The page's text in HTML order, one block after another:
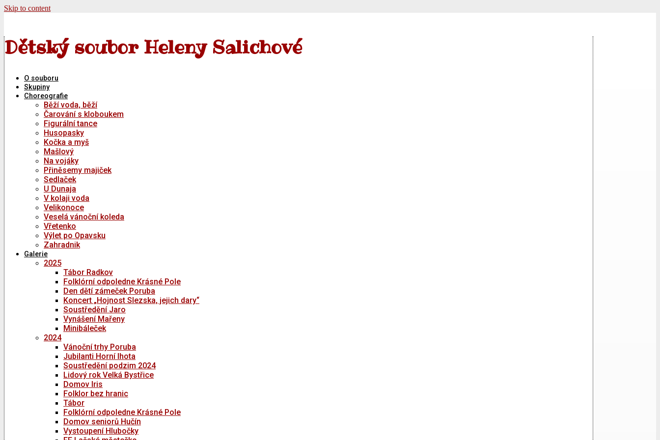
Skip to content
Dětský soubor Heleny Salichové
O souboru
Skupiny
Choreografie
Běží voda, běží
Čarování s kloboukem
Figurální tance
Husopasky
Kočka a myš
Mašlový
Na vojáky
Přiněsemy majiček
Sedlaček
U Dunaja
V kolaji voda
Velikonoce
Veselá vánoční koleda
Vřetenko
Výlet po Opavsku
Zahradnik
Galerie
2025
Tábor Radkov
Folklórní odpoledne Krásné Pole
Den dětí zámeček Poruba
Koncert „Hojnost Slezska, jejich dary“
Soustředění Jaro
Vynášení Mařeny
Minibáleček
2024
Vánoční trhy Poruba
Jubilanti Horní lhota
Soustředění podzim 2024
Lidový rok Velká Bystřice
Domov Iris
Folklor bez hranic
Tábor
Folklórní odpoledne Krásné Pole
Domov seniorů Hučín
Vystoupení Hlubočky